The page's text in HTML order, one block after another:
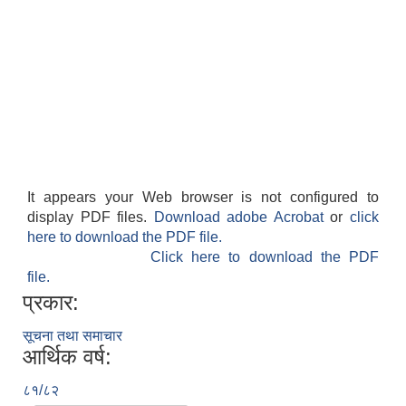
It appears your Web browser is not configured to
display PDF files.
Download adobe Acrobatorclick
here to download the PDF file.
Click here to download the PDF
file.
प्रकार:
सूचना तथा समाचार
आर्थिक वर्ष:
८१/८२